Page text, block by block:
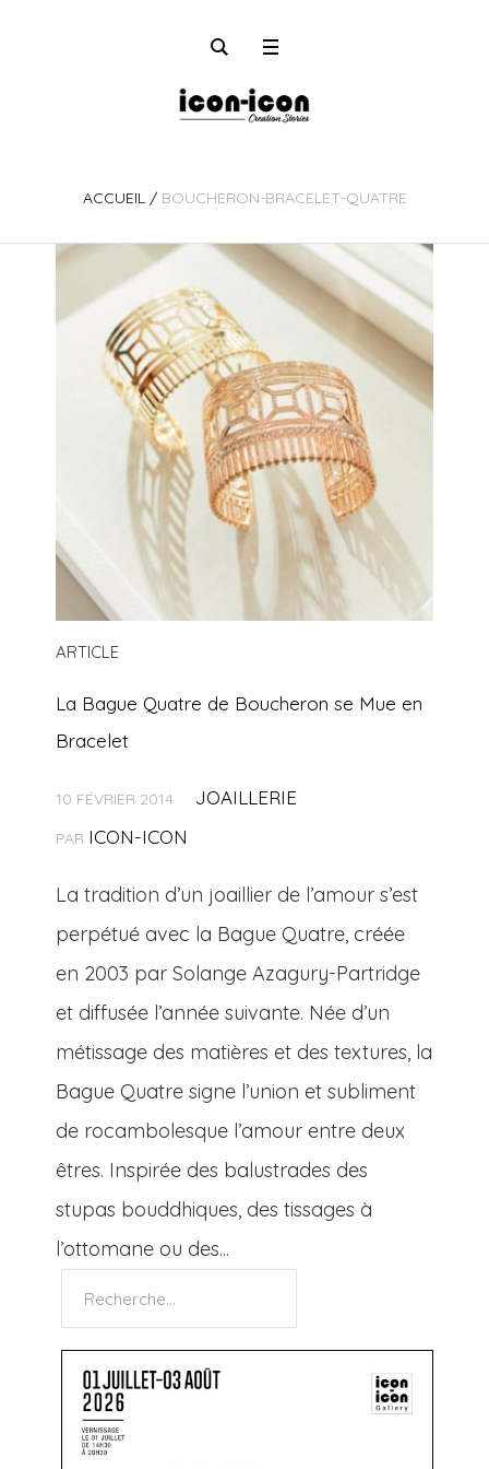
ACCUEIL / BOUCHERON-BRACELET-QUATRE
ARTICLE
La Bague Quatre de Boucheron se Mue en
Bracelet
10 FÉVRIER 2014 JOAILLERIE
PAR ICON-ICON
La tradition d’un joaillier de l’amour s’est
perpétué avec la Bague Quatre, créée
en 2003 par Solange Azagury-Partridge
et diffusée l’année suivante. Née d’un
métissage des matières et des textures, la
Bague Quatre signe l’union et subliment
de rocambolesque l’amour entre deux
êtres. Inspirée des balustrades des
stupas bouddhiques, des tissages à
l’ottomane ou des...
Rechercher